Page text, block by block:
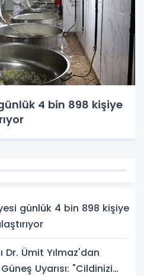
4 bin 898 kişiye
günlük 4 bin 898 kişiye
Dr. Ümit Yılmaz'dan
Uyarısı: "Cildinizi